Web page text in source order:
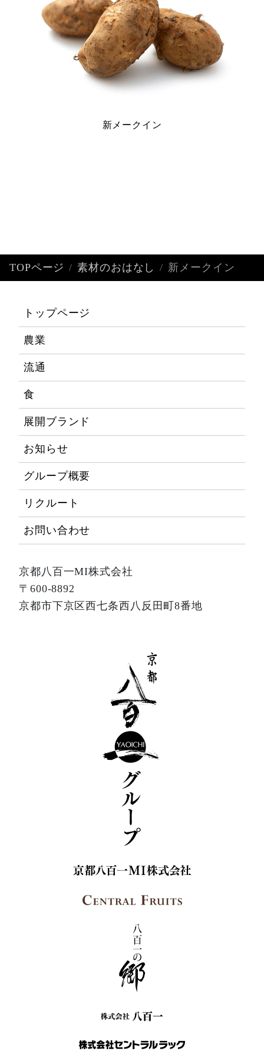
新メークイン
TOPページ 素材のおはなし 新メークイン
トップページ
農業
流通
食
展開ブランド
お知らせ
グループ概要
リクルート
お問い合わせ
京都八百一MI株式会社
〒600-8892
京都市下京区西七条西八反田町8番地